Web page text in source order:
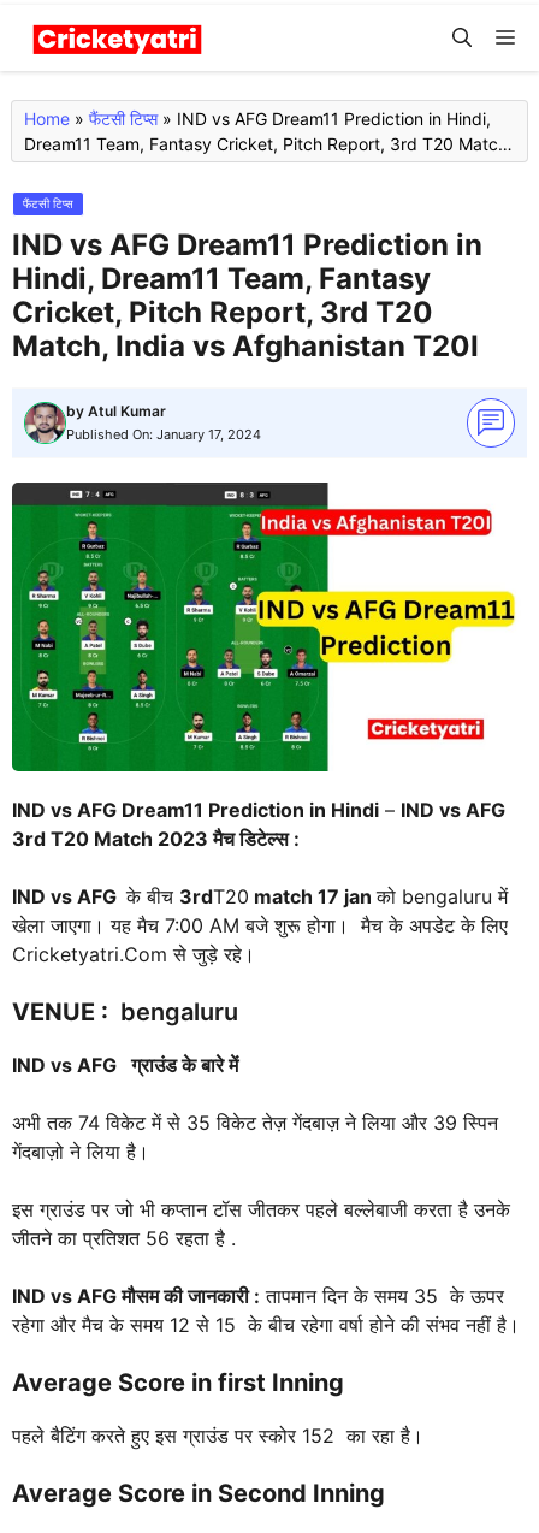
Skip
content
Home » फैंटसी टिप्स» IND vs AFG Dream11 Prediction in Hindi,
Dream11 Team, Fantasy Cricket, Pitch Report, 3rd T20 Match,
India vs Afghanistan T20I
फैंटसी टिप्स
IND vs AFG Dream11 Prediction in
Hindi, Dream11 Team, Fantasy
Cricket, Pitch Report, 3rd T20
Match, India vs Afghanistan T20I
by Atul Kumar
Published On: January 17, 2024
IND vs AFG Dream11 Prediction in Hindi – IND vs AFG
3rd T20 Match 2023 मैच डिटेल्स :
IND vs AFGके बीच 3rdT20 match 17 janको bengaluru में
खेला जाएगा। यह मैच 7:00 AM बजे शुरू होगा। मैच के अपडेट के लिए
Cricketyatri.Com से जुड़े रहे।
VENUE : bengaluru
IND vs AFG ग्राउंड के बारे में
अभी तक 74 विकेट में से 35 विकेट तेज़ गेंदबाज़ ने लिया और 39 स्पिन
गेंदबाज़ो ने लिया है।
इस ग्राउंड पर जो भी कप्तान टॉस जीतकर पहले बल्लेबाजी करता है उनके
जीतने का प्रतिशत 56 रहता है .
IND vs AFG मौसम की जानकारी : तापमान दिन के समय 35 के ऊपर
रहेगा और मैच के समय 12 से 15 के बीच रहेगा वर्षा होने की संभव नहीं है।
Average Score in first Inning
पहले बैटिंग करते हुए इस ग्राउंड पर स्कोर 152 का रहा है।
Average Score in Second Inning